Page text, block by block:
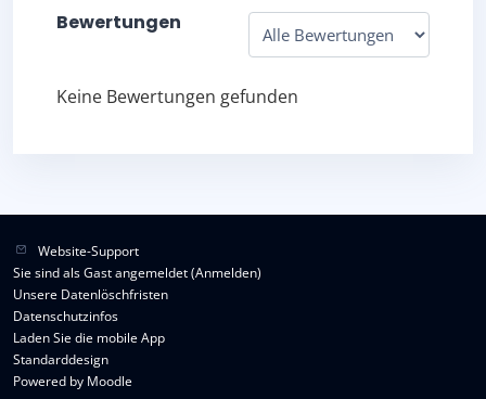
Bewertungen
Keine Bewertungen gefunden
Website-Support
Sie sind als Gast angemeldet (Anmelden)
Unsere Datenlöschfristen
Datenschutzinfos
Laden Sie die mobile App
Standarddesign
Powered by Moodle